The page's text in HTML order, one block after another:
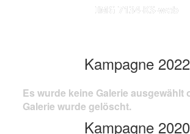
IMG 7134-KS-web
Kampagne 2022
Es wurde keine Galerie ausgewählt
Galerie wurde gelöscht.
Kampagne 2020